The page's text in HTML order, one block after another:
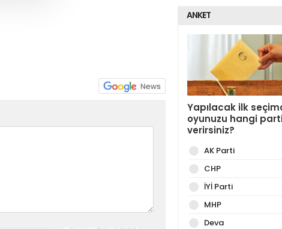
ANKET
Yapılacak ilk
oyunuzu hangi
verirsiniz?
AK Parti
CHP
İYİ Parti
MHP
Deva